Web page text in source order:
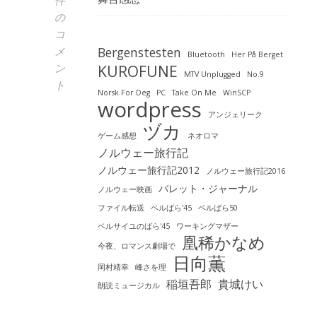
の
コ
メ
ン
ト
Bergenstesten Bluetooth Her På Berget
KUROFUNE MTV Unplugged
No.9
Norsk For Deg
PC Take On Me WinSCP
wordpress アンジェリーク
ゲーム感想 ヅカ ネオロマ
ノルウェー旅行記
ノルウェー旅行記2012
ノルウェー旅行記2016
ノルウェー映画
バレット・ジャーナル
ファイル転送 ベルばら'45
ベルばら50
ベルサイユのばら'45
ワーキングマザー
今夜、ロマンス劇場で
凰稀かなめ
岡村靖幸 峰さを理 日向薫
朗読ミュージカル 稲垣吾郎 貴城けい